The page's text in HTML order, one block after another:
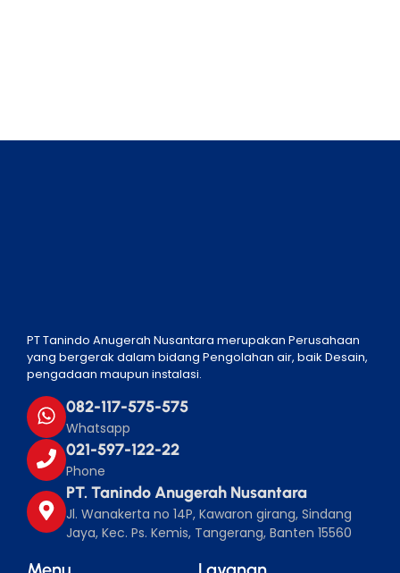
PT Tanindo Anugerah Nusantara merupakan Perusahaan
yang bergerak dalam bidang Pengolahan air, baik Desain,
pengadaan maupun instalasi.
082-117-575-575
Whatsapp
021-597-122-22
Phone
PT. Tanindo Anugerah Nusantara
Jl. Wanakerta no 14P, Kawaron girang, Sindang
Jaya, Kec. Ps. Kemis, Tangerang, Banten 15560